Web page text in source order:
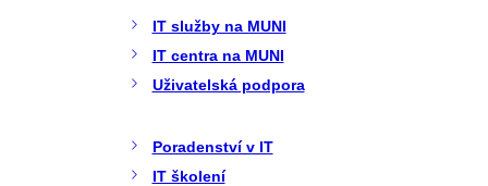
IT služby na MUNI
IT centra na MUNI
Uživatelská podpora
Poradenství v IT
IT školení